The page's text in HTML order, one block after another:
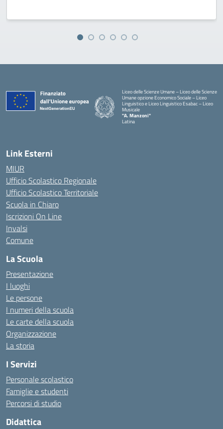
Liceo delle Scienze Umane – Liceo delle Scienze
Umane opzione Economico Sociale – Liceo
Linguistico e Liceo Linguistico Esabac – Liceo
Musicale
"A. Manzoni"
Latina
Link Esterni
MIUR
Ufficio Scolastico Regionale
Ufficio Scolastico Territoriale
Scuola in Chiaro
Iscrizioni On Line
Invalsi
Comune
La Scuola
Presentazione
I luoghi
Le persone
I numeri della scuola
Le carte della scuola
Organizzazione
La storia
I Servizi
Personale scolastico
Famiglie e studenti
Percorsi di studio
Didattica